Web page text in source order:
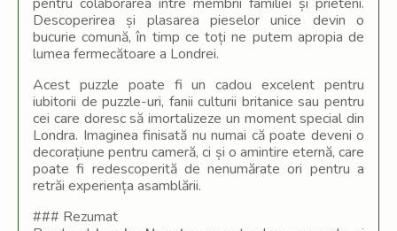
Descoperirea și plasarea pieselor unice devin o
bucurie comună, în timp ce toți ne putem apropia de
lumea fermecătoare a Londrei.
Acest puzzle poate fi un cadou excelent pentru
iubitorii de puzzle-uri, fanii culturii britanice sau pentru
cei care doresc să imortalizeze un moment special din
Londra. Imaginea finisată nu numai că poate deveni o
decorațiune pentru cameră, ci și o amintire eternă, care
poate fi redescoperită de nenumărate ori pentru a
retrăi experiența asamblării.
### Rezumat